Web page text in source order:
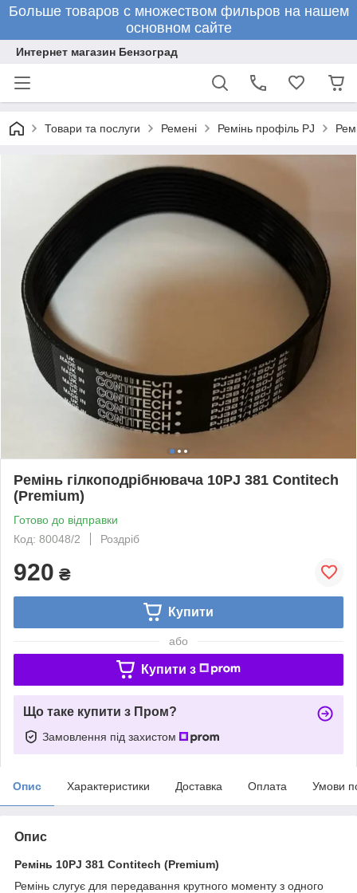
Больше товаров с множеством фильров на нашем
основном сайте
Интернет магазин Бензоград
Товари та послуги Ремені Ремінь профіль PJ
Ремінь гілкоподрібнювача 10PJ 381 Contitech
(Premium)
Готово до відправки
Код: 80048/2
Роздріб
920 ₴
Купити
або
Купити з
Що таке купити з Пром?
Замовлення під захистом
Опис Характеристики Доставка Оплата Умови
Опис
Ремінь 10PJ 381 Contitech (Premium)
Ремінь слугує для передавання крутного моменту з одного